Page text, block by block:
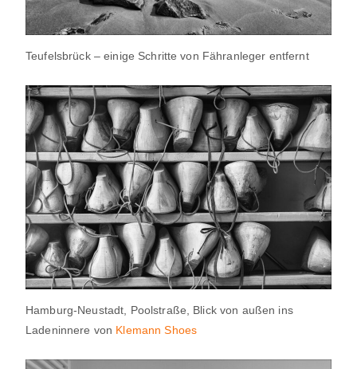
Teufelsbrück – einige Schritte von Fähranleger entfernt
Hamburg-Neustadt, Poolstraße, Blick von außen ins
Ladeninnere von Klemann Shoes